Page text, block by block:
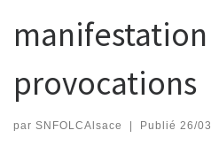
provocations
par SNFOLCAlsace Publié 26/